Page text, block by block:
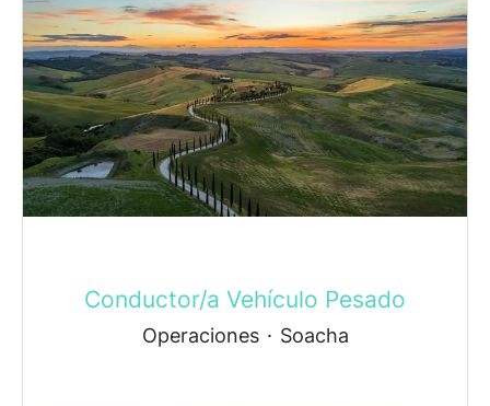
Conductor/a Vehículo Pesado
Operaciones · Soacha